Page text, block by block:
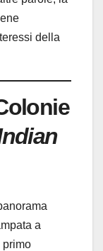
della
a
primo